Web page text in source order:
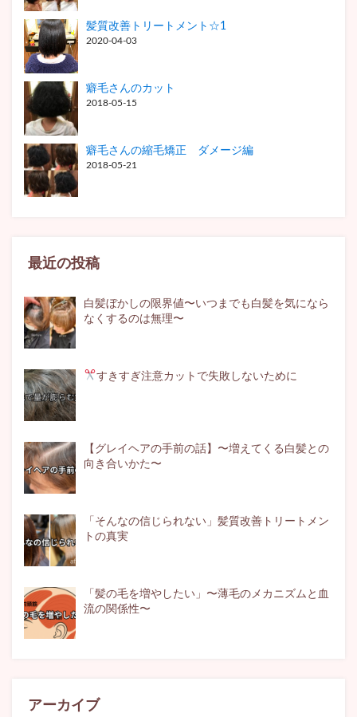
髪質改善トリートメント☆1
2020-04-03
癖毛さんのカット
2018-05-15
癖毛さんの縮毛矯正 ダメージ編
2018-05-21
最近の投稿
白髪ぼかしの限界値〜いつまでも白髪を気になら
なくするのは無理〜
すきすぎ注意カットで失敗しないために
【グレイヘアの手前の話】〜増えてくる白髪との
向き合いかた〜
「そんなの信じられない」髪質改善トリートメン
トの真実
「髪の毛を増やしたい」〜薄毛のメカニズムと血
流の関係性〜
アーカイブ